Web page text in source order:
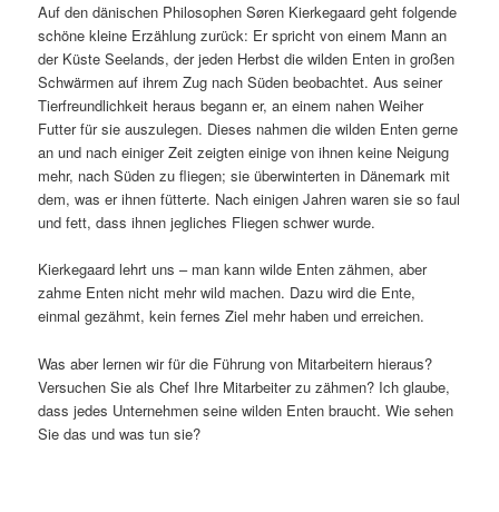
Auf den dänischen Philosophen Søren Kierkegaard geht folgende
schöne kleine Erzählung zurück: Er spricht von einem Mann an
der Küste Seelands, der jeden Herbst die wilden Enten in großen
Schwärmen auf ihrem Zug nach Süden beobachtet. Aus seiner
Tierfreundlichkeit heraus begann er, an einem nahen Weiher
Futter für sie auszulegen. Dieses nahmen die wilden Enten gerne
an und nach einiger Zeit zeigten einige von ihnen keine Neigung
mehr, nach Süden zu fliegen; sie überwinterten in Dänemark mit
dem, was er ihnen fütterte. Nach einigen Jahren waren sie so faul
und fett, dass ihnen jegliches Fliegen schwer wurde.
Kierkegaard lehrt uns – man kann wilde Enten zähmen, aber
zahme Enten nicht mehr wild machen. Dazu wird die Ente,
einmal gezähmt, kein fernes Ziel mehr haben und erreichen.
Was aber lernen wir für die Führung von Mitarbeitern hieraus?
Versuchen Sie als Chef Ihre Mitarbeiter zu zähmen? Ich glaube,
dass jedes Unternehmen seine wilden Enten braucht. Wie sehen
Sie das und was tun sie?